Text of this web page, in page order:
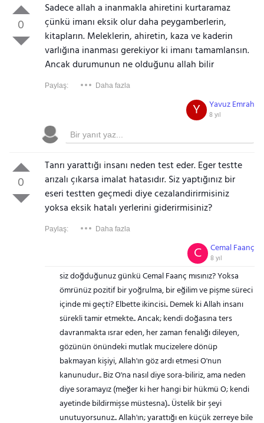
0
Sadece allah a inanmakla ahiretini kurtaramaz
çünkü imanı eksik olur daha peygamberlerin,
kitapların. Meleklerin, ahiretin, kaza ve kaderin
varlığına inanması gerekiyor ki imanı tamamlansın.
Ancak durumunun ne olduğunu allah bilir
Paylaş: Daha fazla
Yavuz Emrah
8 yıl
Y
0
Tanrı yarattığı insanı neden test eder. Eger testte
arızalı çıkarsa imalat hatasıdır. Siz yaptığınız bir
eseri testten geçmedi diye cezalandirirmisiniz
yoksa eksik hatalı yerlerini giderirmisiniz?
Paylaş: Daha fazla
Cemal Faanç
8 yıl
C
siz doğduğunuz günkü Cemal Faanç mısınız? Yoksa
ömrünüz pozitif bir yoğrulma, bir eğilim ve pişme süreci
içinde mi geçti? Elbette ikincisi.. Demek ki Allah insanı
sürekli tamir etmekte.. Ancak; kendi doğasına ters
davranmakta ısrar eden, her zaman fenalığı dileyen,
gözünün önündeki mutlak mucizelere dönüp
bakmayan kişiyi, Allah'ın göz ardı etmesi O'nun
kanunudur.. Biz O'na nasıl diye sora-biliriz, ama neden
diye soramayız (meğer ki her hangi bir hükmü O; kendi
ayetinde bildirmişse müstesna).. Üstelik bir şeyi
unutuyorsunuz.. Allah'ın; yarattığı en küçük zerreye bile